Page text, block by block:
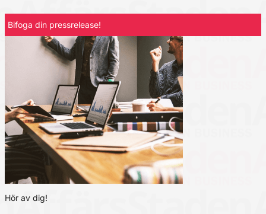
Bifoga din pressrelease!
Hör av dig!